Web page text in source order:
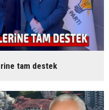
tam destek